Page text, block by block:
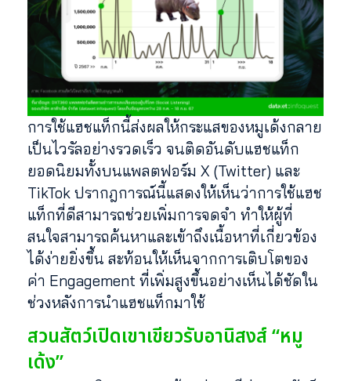
การใช้แฮชแท็กนี้ส่งผลให้กระแสของหมูเด้งกลาย
เป็นไวรัลอย่างรวดเร็ว จนติดอันดับแฮชแท็ก
ยอดนิยมทั้งบนแพลตฟอร์ม X (Twitter) และ
TikTok ปรากฎการณ์นี้แสดงให้เห็นว่าการใช้แฮช
แท็กที่ดีสามารถช่วยเพิ่มการจดจำ ทำให้ผู้ที่
สนใจสามารถค้นหาและเข้าถึงเนื้อหาที่เกี่ยวข้อง
ได้ง่ายยิ่งขึ้น สะท้อนให้เห็นจากการเติบโตของ
ค่า Engagement ที่เพิ่มสูงขึ้นอย่างเห็นได้ชัดใน
ช่วงหลังการนำแฮชแท็กมาใช้
สวนสัตว์เปิดเขาเขียวรับอานิสงส์ “หมู
เด้ง”